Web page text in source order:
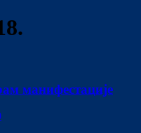
манифестације